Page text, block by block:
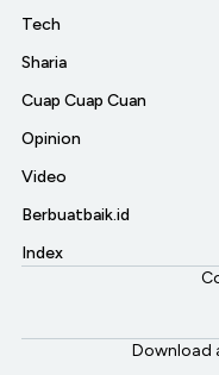
Tech
Sharia
Cuap Cuap Cuan
Opinion
Video
Berbuatbaik.id
Index
Download